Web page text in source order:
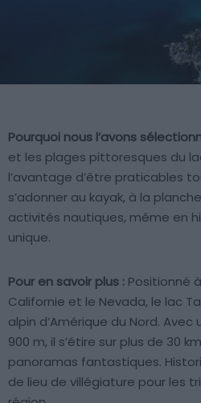
Pourquoi nous l’avons
et les plages pittoresques du
l’avantage d’être praticables
s’adonner au kayak, à la
activités nautiques, même en
unique.
Pour en savoir plus : Positionné
Californie et le Nevada, le lac
alpin d’Amérique du Nord.
900 m, il s’étire sur plus de 30
panoramas fantastiques.
de lieu de villégiature pour les